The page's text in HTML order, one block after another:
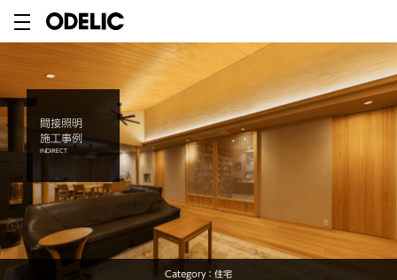
Category： 店舗
Category： 住宅
Category： 住宅
間接照明
施工事例
INDIRECT